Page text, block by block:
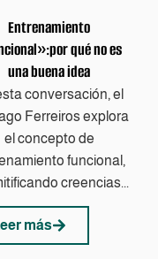
Entrenamiento
qué no es
una buena idea
conversación, el
Ferreiros explora
el concepto de
funcional,
creencias...
más